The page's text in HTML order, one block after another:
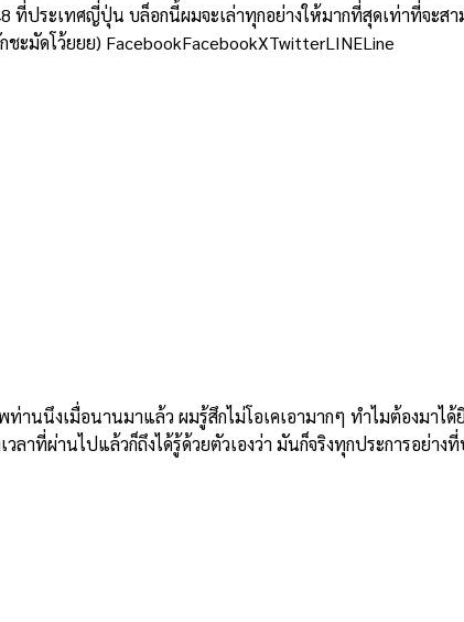
ที่ประเทศญี่ปุ่น บล็อกนี้ผมจะเล่าทุกอย่างให้มากที่สุดเท่าที่จะ
ะมัดโว้ยยย) FacebookFacebookXTwitterLINELine
นนึงเมื่อนานมาแล้ว ผมรู้สึกไม่โอเคเอามากๆ ทำไมต้องมาได้
าที่ผ่านไปแล้วก็ถึงได้รู้ด้วยตัวเองว่า มันก็จริงทุกประการอย่างที่